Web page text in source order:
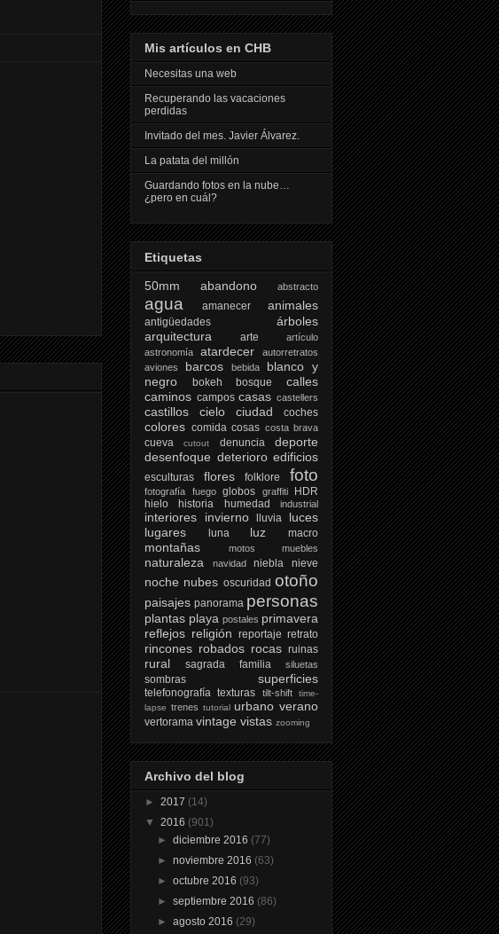
Mis artículos en CHB
Necesitas una web
Recuperando las vacaciones
perdidas
Invitado del mes. Javier Álvarez.
La patata del millón
Guardando fotos en la nube…
¿pero en cuál?
Etiquetas
50mm
abandono abstracto
agua amanecer animales
antigüedades
árboles
arquitectura
arte
artículo
astronomía
atardecer
autorretratos
aviones
barcos bebida
blanco y
negro
bokeh bosque
calles
caminos campos casas castellers
castillos cielo ciudad coches
colores comida cosas costa brava
cueva cutout denuncia
deporte
desenfoque deterioro edificios
esculturas flores folklore foto
fotografía fuego globos graffiti
HDR
hielo
historia humedad industrial
interiores invierno lluvia
luces
lugares
luna luz macro
montañas motos muebles
naturaleza navidad niebla nieve
noche nubes oscuridad otoño
paisajes panorama personas
plantas playa postales primavera
reflejos religión reportaje retrato
rincones robados rocas ruinas
rural sagrada familia siluetas
sombras superficies
telefonografía texturas tilt-shift
time-
lapse trenes tutorial urbano verano
vertorama vintage vistas zooming
Archivo del blog
► 2017 (14)
▼ 2016 (901)
►diciembre 2016 (77)
►noviembre 2016 (63)
►octubre 2016 (93)
►septiembre 2016 (86)
►agosto 2016 (29)